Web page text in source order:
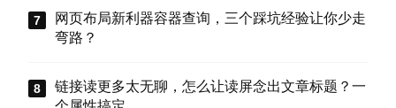
车”。
网页布局新利器容器查询，三个踩坑经验让你少走
弯路？
链接读更多太无聊，怎么让读屏念出文章标题？一